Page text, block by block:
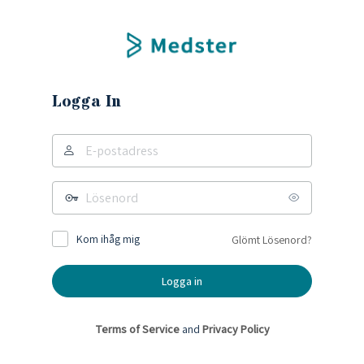
Logga In
Kom ihåg mig Glömt Lösenord?
Terms of Serviceand Privacy Policy